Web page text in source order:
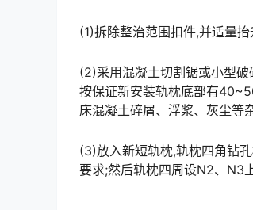
(1)拆除整治范围扣件,并适量抬
(2)采用混凝土切割锯或小型
按保证新安装轨枕底部有
床混凝土碎屑、浮浆、灰尘等
(3)放入新短轨枕,轨枕四角钻
要求;然后轨枕四周设N2、N3